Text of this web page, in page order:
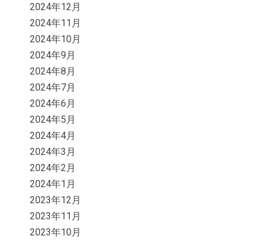
2024年12月
2024年11月
2024年10月
2024年9月
2024年8月
2024年7月
2024年6月
2024年5月
2024年4月
2024年3月
2024年2月
2024年1月
2023年12月
2023年11月
2023年10月